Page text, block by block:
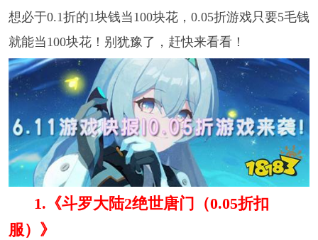
想必于0.1折的1块钱当100块花，0.05折游戏只要5毛钱
就能当100块花！别犹豫了，赶快来看看！
1.《斗罗大陆2绝世唐门（0.05折扣
服）》